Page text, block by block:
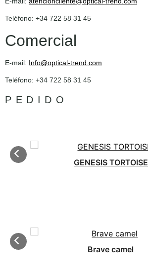
Teléfono: +34 722 58 31 45
Comercial
E-mail: Info@optical-trend.com
Teléfono: +34 722 58 31 45
PEDIDO
GENESIS TORTOISE
Brave camel